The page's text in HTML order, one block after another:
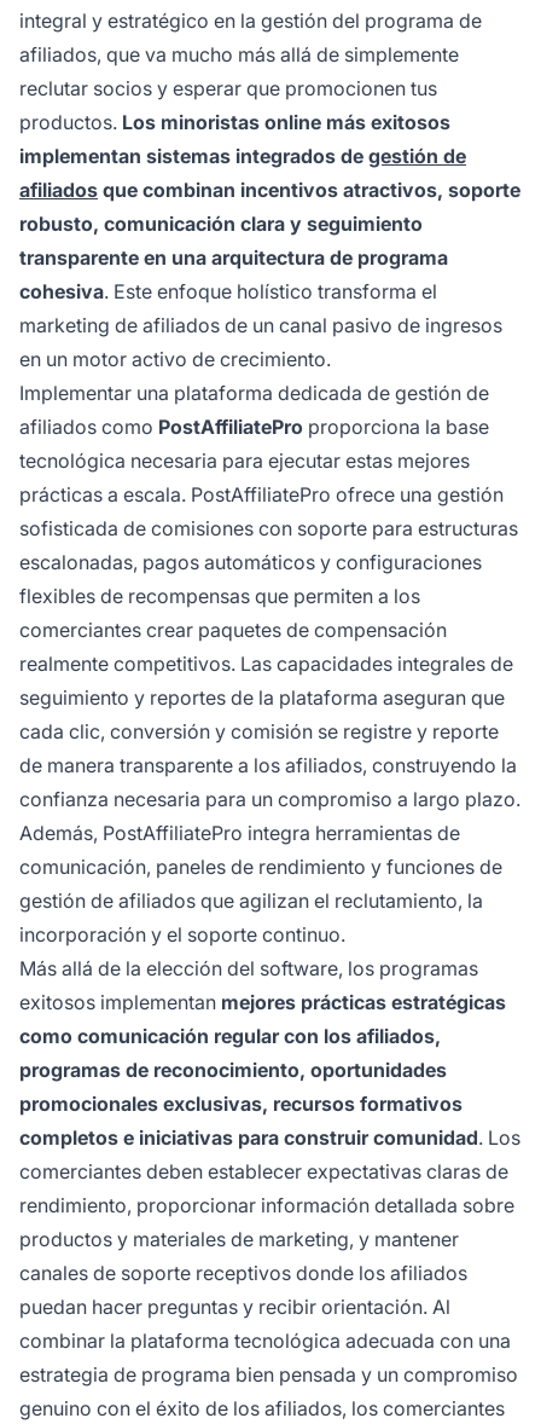
integral y estratégico en la gestión del programa de
afiliados, que va mucho más allá de simplemente
reclutar socios y esperar que promocionen tus
productos. Los minoristas online más exitosos
implementan sistemas integrados de gestión de
afiliados que combinan incentivos atractivos, soporte
robusto, comunicación clara y seguimiento
transparente en una arquitectura de programa
cohesiva. Este enfoque holístico transforma el
marketing de afiliados de un canal pasivo de ingresos
en un motor activo de crecimiento.
Implementar una plataforma dedicada de gestión de
afiliados como PostAffiliatePro proporciona la base
tecnológica necesaria para ejecutar estas mejores
prácticas a escala. PostAffiliatePro ofrece una gestión
sofisticada de comisiones con soporte para estructuras
escalonadas, pagos automáticos y configuraciones
flexibles de recompensas que permiten a los
comerciantes crear paquetes de compensación
realmente competitivos. Las capacidades integrales de
seguimiento y reportes de la plataforma aseguran que
cada clic, conversión y comisión se registre y reporte
de manera transparente a los afiliados, construyendo la
confianza necesaria para un compromiso a largo plazo.
Además, PostAffiliatePro integra herramientas de
comunicación, paneles de rendimiento y funciones de
gestión de afiliados que agilizan el reclutamiento, la
incorporación y el soporte continuo.
Más allá de la elección del software, los programas
exitosos implementan mejores prácticas estratégicas
como comunicación regular con los afiliados,
programas de reconocimiento, oportunidades
promocionales exclusivas, recursos formativos
completos e iniciativas para construir comunidad. Los
comerciantes deben establecer expectativas claras de
rendimiento, proporcionar información detallada sobre
productos y materiales de marketing, y mantener
canales de soporte receptivos donde los afiliados
puedan hacer preguntas y recibir orientación. Al
combinar la plataforma tecnológica adecuada con una
estrategia de programa bien pensada y un compromiso
genuino con el éxito de los afiliados, los comerciantes